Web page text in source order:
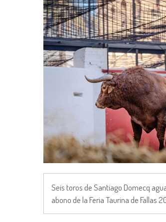
Seis toros de Santiago Domecq
abono de la Feria Taurina de Fallas